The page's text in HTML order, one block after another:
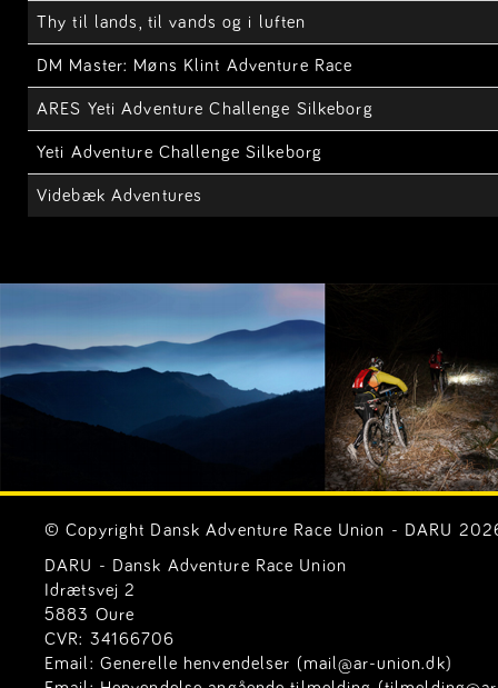
Thy til lands, til vands og i luften
DM Master: Møns Klint Adventure Race
ARES Yeti Adventure Challenge Silkeborg
Yeti Adventure Challenge Silkeborg
Videbæk Adventures
© Copyright Dansk Adventure Race Union - DARU
DARU - Dansk Adventure Race Union
Idrætsvej 2
5883 Oure
CVR: 34166706
Email: Generelle henvendelser (mail@ar-union.dk)